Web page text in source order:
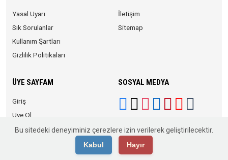
Yasal Uyarı
Sık Sorulanlar
Kullanım Şartları
Gizlilik Politikaları
İletişim
Sitemap
ÜYE SAYFAM
Giriş
Üye Ol
SOSYAL MEDYA
© 2026 Anadolu KOBİ. Tüm Hakları Saklıdır.
Bu sitedeki deneyiminiz çerezlere izin verilerek geliştirilecektir.
Kabul
Hayır